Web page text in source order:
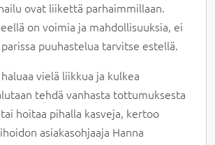
ovat liikettä parhaimmillaan.
on voimia ja mahdollisuuksia, ei
puuhastelua tarvitse estellä.
vielä liikkua ja kulkea
tehdä vanhasta tottumuksesta
hoitaa pihalla kasveja, kertoo
asiakasohjaaja Hanna